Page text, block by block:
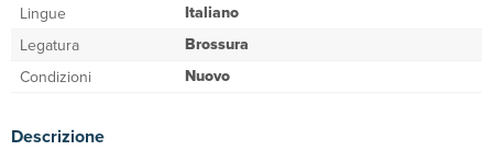
Lingue Italiano
Legatura Brossura
Condizioni Nuovo
Descrizione